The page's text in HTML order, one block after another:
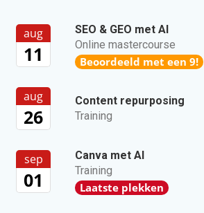
aug
11
SEO & GEO met AI
Online mastercourse
Beoordeeld met een 9!
aug
26
Content repurposing
Training
sep
01
Canva met AI
Training
Laatste plekken